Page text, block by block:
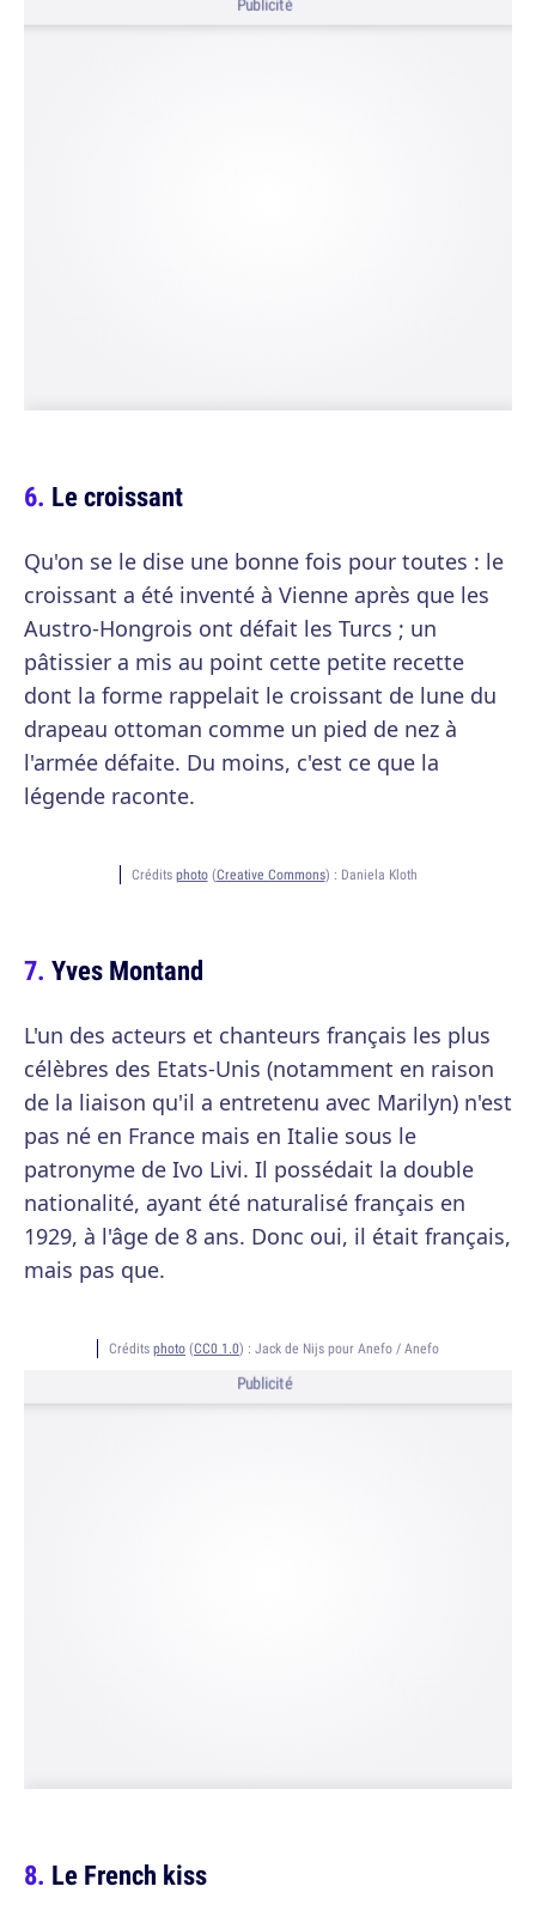
Publicité
Le croissant
Qu'on se le dise une bonne fois pour toutes : le
croissant a été inventé à Vienne après que les
Austro-Hongrois ont défait les Turcs ; un
pâtissier a mis au point cette petite recette
dont la forme rappelait le croissant de lune du
drapeau ottoman comme un pied de nez à
l'armée défaite. Du moins, c'est ce que la
légende raconte.
Crédits photo(Creative Commons) : Daniela Kloth
Yves Montand
L'un des acteurs et chanteurs français les plus
célèbres des Etats-Unis (notamment en raison
de la liaison qu'il a entretenu avec Marilyn) n'est
pas né en France mais en Italie sous le
patronyme de Ivo Livi. Il possédait la double
nationalité, ayant été naturalisé français en
1929, à l'âge de 8 ans. Donc oui, il était français,
mais pas que.
Crédits photo (CC0 1.0) : Jack de Nijs pour Anefo / Anefo
Publicité
Le French kiss